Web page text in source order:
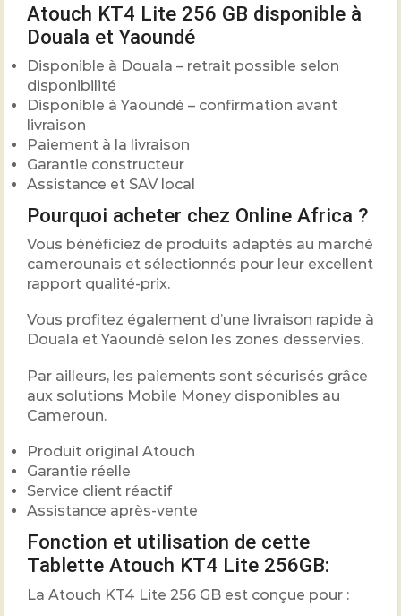
Atouch KT4 Lite 256 GB disponible à
Douala et Yaoundé
Disponible à Douala – retrait possible selon
disponibilité
Disponible à Yaoundé – confirmation avant
livraison
Paiement à la livraison
Garantie constructeur
Assistance et SAV local
Pourquoi acheter chez Online Africa ?
Vous bénéficiez de produits adaptés au marché
camerounais et sélectionnés pour leur excellent
rapport qualité-prix.
Vous profitez également d’une livraison rapide à
Douala et Yaoundé selon les zones desservies.
Par ailleurs, les paiements sont sécurisés grâce
aux solutions Mobile Money disponibles au
Cameroun.
Produit original Atouch
Garantie réelle
Service client réactif
Assistance après-vente
Fonction et utilisation de cette
Tablette Atouch KT4 Lite 256GB:
La Atouch KT4 Lite 256 GB est conçue pour :